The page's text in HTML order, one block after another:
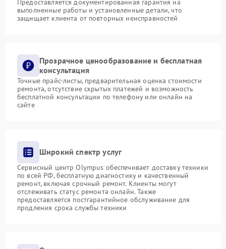
Предоставляется документированная гарантия на
выполненные работы и установленные детали, что
защищает клиента от повторных неисправностей
Прозрачное ценообразование и бесплатная
консультация
Точные прайс-листы, предварительная оценка стоимости
ремонта, отсутствие скрытых платежей и возможность
бесплатной консультации по телефону или онлайн на
сайте
Широкий спектр услуг
Сервисный центр Olympus обеспечивает доставку техники
по всей РФ, бесплатную диагностику и качественный
ремонт, включая срочный ремонт. Клиенты могут
отслеживать статус ремонта онлайн. Также
предоставляется постгарантийное обслуживание для
продления срока службы техники